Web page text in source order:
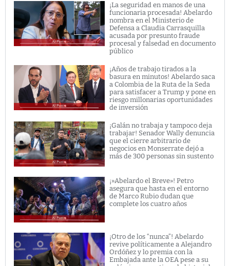
¡La seguridad en manos de una
funcionaria procesada! Abelardo
nombra en el Ministerio de
Defensa a Claudia Carrasquilla
acusada por presunto fraude
procesal y falsedad en documento
público
¡Años de trabajo tirados a la
basura en minutos! Abelardo saca
a Colombia de la Ruta de la Seda
para satisfacer a Trump y pone en
riesgo millonarias oportunidades
de inversión
¡Galán no trabaja y tampoco deja
trabajar! Senador Wally denuncia
que el cierre arbitrario de
negocios en Monserrate dejó a
más de 300 personas sin sustento
¡»Abelardo el Breve»! Petro
asegura que hasta en el entorno
de Marco Rubio dudan que
complete los cuatro años
¡Otro de los “nunca”! Abelardo
revive políticamente a Alejandro
Ordóñez y lo premia con la
Embajada ante la OEA pese a su